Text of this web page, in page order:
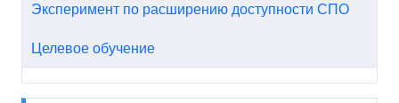
Эксперимент по расширению доступности СПО
Целевое обучение